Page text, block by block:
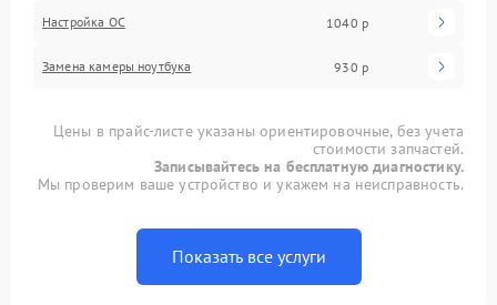
Настройка ОС 1040 р
Замена камеры ноутбука 930 р
Цены в прайс-листе указаны ориентировочные, без учета
стоимости запчастей.
Записывайтесь на бесплатную диагностику.
Мы проверим ваше устройство и укажем на неисправность.
Показать все услуги